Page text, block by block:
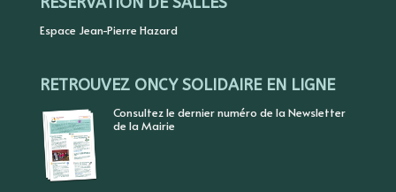
Espace Jean-Pierre Hazard
RETROUVEZ ONCY SOLIDAIRE EN LIGNE
Consultez le dernier numéro de la Newsletter
de la Mairie